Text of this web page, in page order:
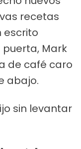
recetas
escrito
puerta, Mark
de café caro
abajo.
sin levantar